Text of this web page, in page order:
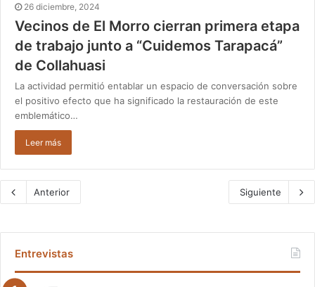
26 diciembre, 2024
Vecinos de El Morro cierran primera etapa
de trabajo junto a “Cuidemos Tarapacá”
de Collahuasi
La actividad permitió entablar un espacio de conversación sobre
el positivo efecto que ha significado la restauración de este
emblemático…
Leer más
Anterior Siguiente
Entrevistas